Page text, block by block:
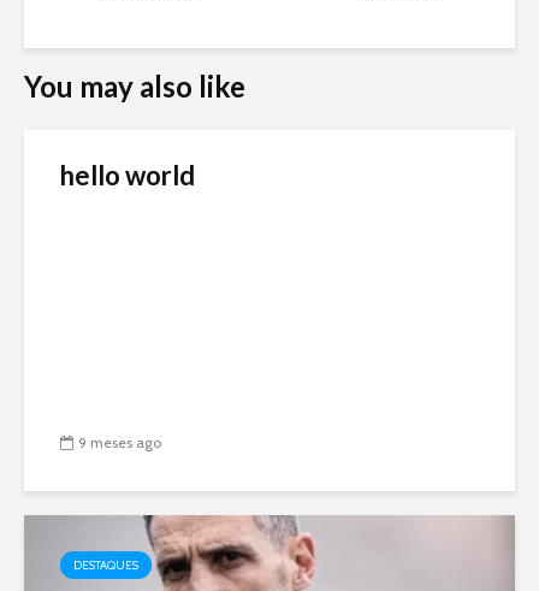
You may also like
hello world
9 meses ago
DESTAQUES